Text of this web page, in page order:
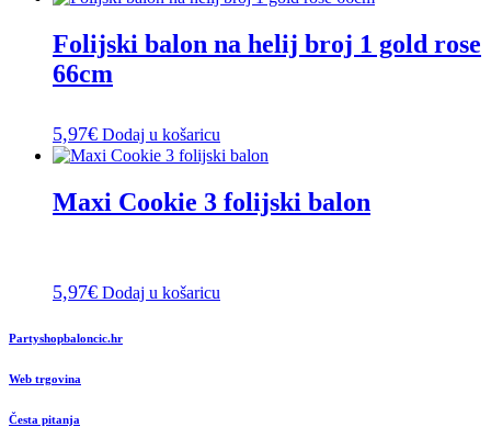
Folijski balon na helij broj 1 gold rose
66cm
5,97€ Dodaj u košaricu
Maxi Cookie 3 folijski balon
5,97€ Dodaj u košaricu
Partyshopbaloncic.hr
Web trgovina
Česta pitanja